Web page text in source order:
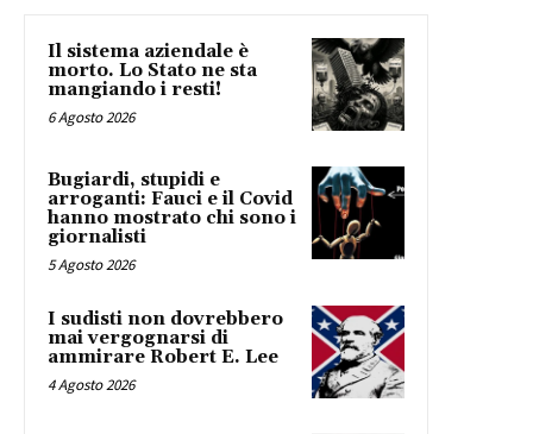
Il sistema aziendale è
morto. Lo Stato ne sta
mangiando i resti!
6 Agosto 2026
Bugiardi, stupidi e
arroganti: Fauci e il Covid
hanno mostrato chi sono i
giornalisti
5 Agosto 2026
I sudisti non dovrebbero
mai vergognarsi di
ammirare Robert E. Lee
4 Agosto 2026